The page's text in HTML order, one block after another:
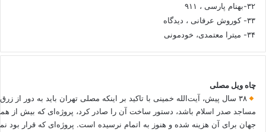
۳۲-بهنام پارسی ، ۹۱۱
۳۳- کوروش عرفانی ، دیدگاه
۳۴- میترا معتمدی، خودمونی
چاه ویل مصلی
۳۸ سال پیش، آیت‌الله خمینی با تاکید بر اینکه مصلی تهران باید به دور از
مساجد صدر اسلام باشد، دستور ساخت آن را صادر کرد، پروژه‌ای که بیش از
جهان برای آن هزینه شده و هنوز به اتمام نرسیده است. پروژه‌ای که قرار بود